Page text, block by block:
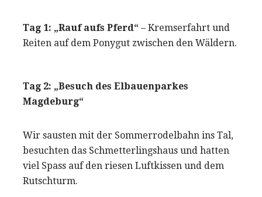
Tag 1: „Rauf aufs Pferd“ – Kremserfahrt und
Reiten auf dem Ponygut zwischen den Wäldern.
Tag 2: „Besuch des Elbauenparkes
Magdeburg“
Wir sausten mit der Sommerrodelbahn ins Tal,
besuchten das Schmetterlingshaus und hatten
viel Spass auf den riesen Luftkissen und dem
Rutschturm.